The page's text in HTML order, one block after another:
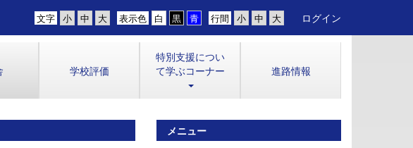
行間
表示色
文字 ログイン
学校評価
特別支援につい
て学ぶコーナー
進路情報
メニュー